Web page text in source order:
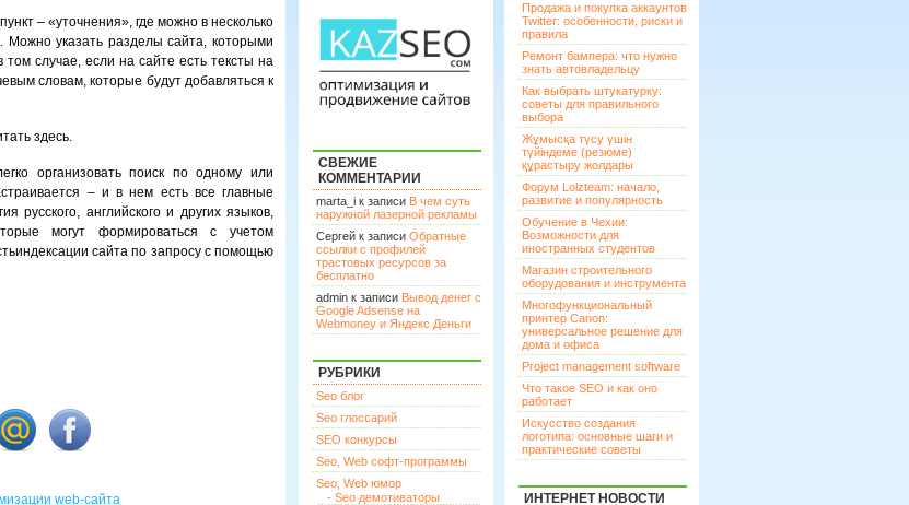
– «уточнения», где можно в несколько
Можно указать разделы сайта, которыми
том случае, если на сайте есть тексты на
словам, которые будут добавляться к
здесь.
организовать поиск по одному или
– и в нем есть все главные
русского, английского и других языков,
могут формироваться с учетом
сайта по запросу с помощью
web-сайта
СВЕЖИЕ
КОММЕНТАРИИ
marta_i к записи В чем суть
наружной лазерной рекламы
Сергей к записи Обратные
ссылки с профилей
трастовых ресурсов за
бесплатно
admin к записи Вывод денег с
Google Adsense на
Webmoney и Яндекс Деньги
РУБРИКИ
Seo блог
Seo глоссарий
SEO конкурсы
Seo, Web софт-программы
Seo, Web юмор
- Seo демотиваторы
Продажа и покупка аккаунтов
Twitter: особенности, риски и
правила
Ремонт бампера: что нужно
знать автовладельцу
Как выбрать штукатурку:
советы для правильного
выбора
Жұмысқа түсу үшін
түйіндеме (резюме)
құрастыру жолдары
Форум Lolzteam: начало,
развитие и популярность
Обучение в Чехии:
Возможности для
иностранных студентов
Магазин строительного
оборудования и инструмента
Многофункциональный
принтер Canon:
универсальное решение для
дома и офиса
Project management software
Что такое SEO и как оно
работает
Искусство создания
логотипа: основные шаги и
практические советы
ИНТЕРНЕТ НОВОСТИ